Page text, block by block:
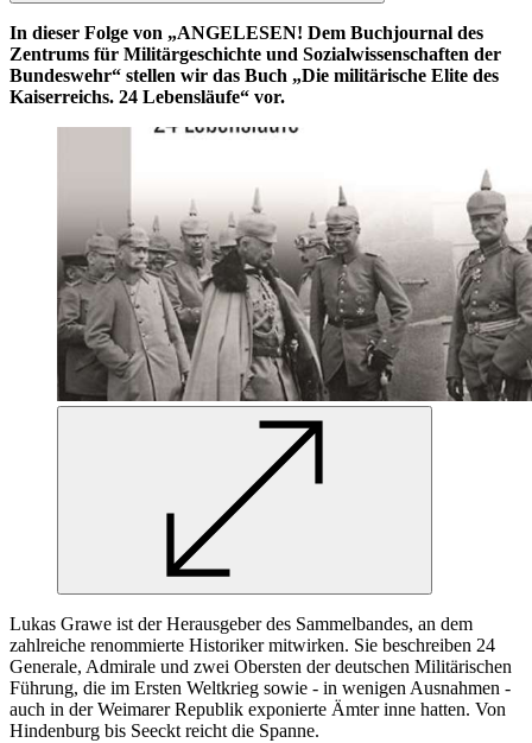
In dieser Folge von „ANGELESEN! Dem Buchjournal des
Zentrums für Militärgeschichte und Sozialwissenschaften der
Bundeswehr“ stellen wir das Buch „Die militärische Elite des
Kaiserreichs. 24 Lebensläufe“ vor.
Lukas Grawe ist der Herausgeber des Sammelbandes, an dem
zahlreiche renommierte Historiker mitwirken. Sie beschreiben 24
Generale, Admirale und zwei Obersten der deutschen Militärischen
Führung, die im Ersten Weltkrieg sowie - in wenigen Ausnahmen -
auch in der Weimarer Republik exponierte Ämter inne hatten. Von
Hindenburg bis Seeckt reicht die Spanne.